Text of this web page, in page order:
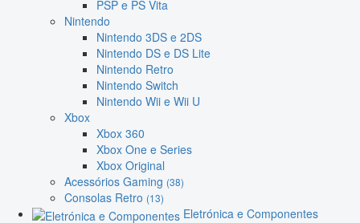
PSP e PS Vita
Nintendo
Nintendo 3DS e 2DS
Nintendo DS e DS Lite
Nintendo Retro
Nintendo Switch
Nintendo Wii e Wii U
Xbox
Xbox 360
Xbox One e Series
Xbox Original
Acessórios Gaming (38)
Consolas Retro (13)
Eletrónica e Componentes